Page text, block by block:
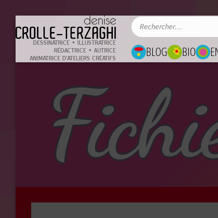
DESSINATRICE • ILLUSTRATRICE
RÉDACTRICE • AUTRICE
ANIMATRICE D'ATELIERS CRÉATIFS
BLOG BIO